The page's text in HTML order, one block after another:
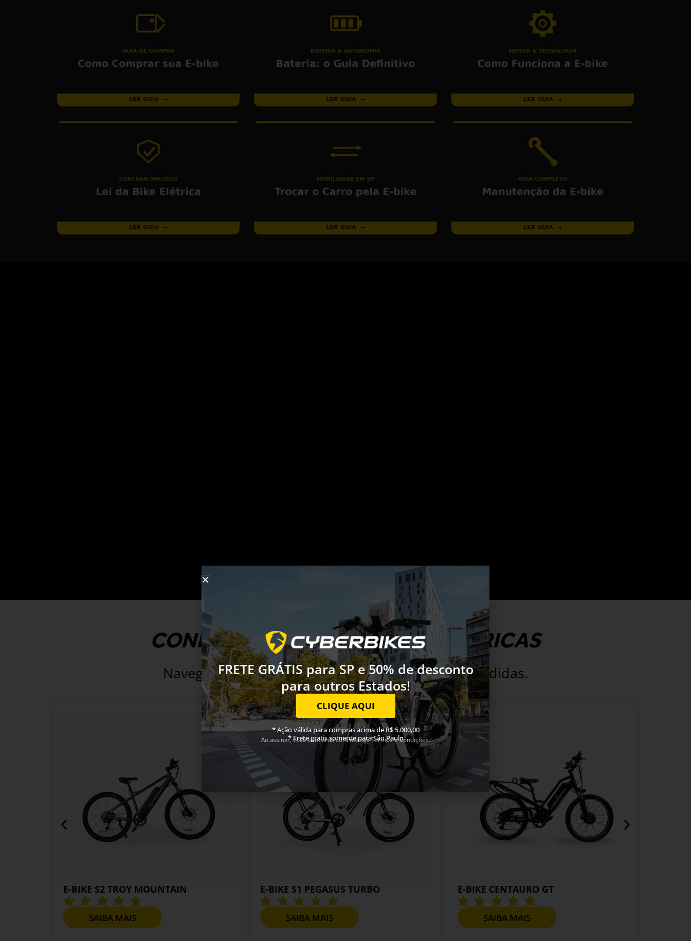
CONHEÇA NOSSAS E-BIKES ELÉTRICAS
Navegue pelas nossas bicicletas elétricas mais vendidas.
E-BIKE S2 TROY MOUNTAIN
SAIBA MAIS
E-BIKE S1 PEGASUS TURBO
SAIBA MAIS
E-BIKE CENTAURO GT
SAIBA MAIS
FRETE GRÁTIS para SP e 50% de desconto
para outros Estados!
CLIQUE AQUI
* Ação válida para compras acima de R$ 5.000,00
* Frete gratis somente para São Paulo
Ao assinar, você concorda com nossos Termos e Condições.